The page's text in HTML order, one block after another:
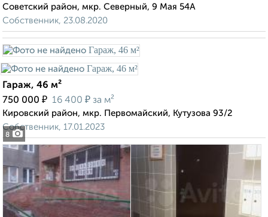
Советский район, мкр. Северный, 9 Мая 54А
Собственник, 23.08.2020
8
Гараж, 46 м²
750 000 ₽ 16 400 ₽ за м²
Кировский район, мкр. Первомайский, Кутузова 93/2
Собственник, 17.01.2023